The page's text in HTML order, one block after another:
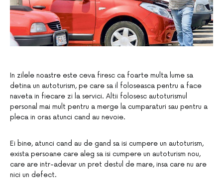
In zilele noastre este ceva firesc ca foarte multa lume sa
detina un autoturism, pe care sa il foloseasca pentru a face
naveta in fiecare zi la servici. Altii folosesc autoturismul
personal mai mult pentru a merge la cumparaturi sau pentru a
pleca in oras atunci cand au nevoie.
Ei bine, atunci cand au de gand sa isi cumpere un autoturism,
exista persoane care aleg sa isi cumpere un autoturism nou,
care are intr-adevar un pret destul de mare, insa care nu are
nici un defect.